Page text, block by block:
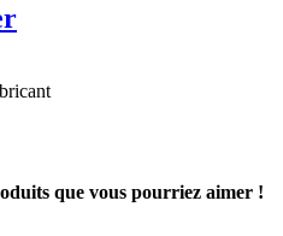
que vous pourriez aimer !